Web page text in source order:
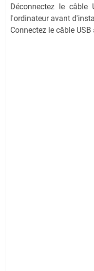
Déconnectez le câble
l'ordinateur avant
Connectez le câble